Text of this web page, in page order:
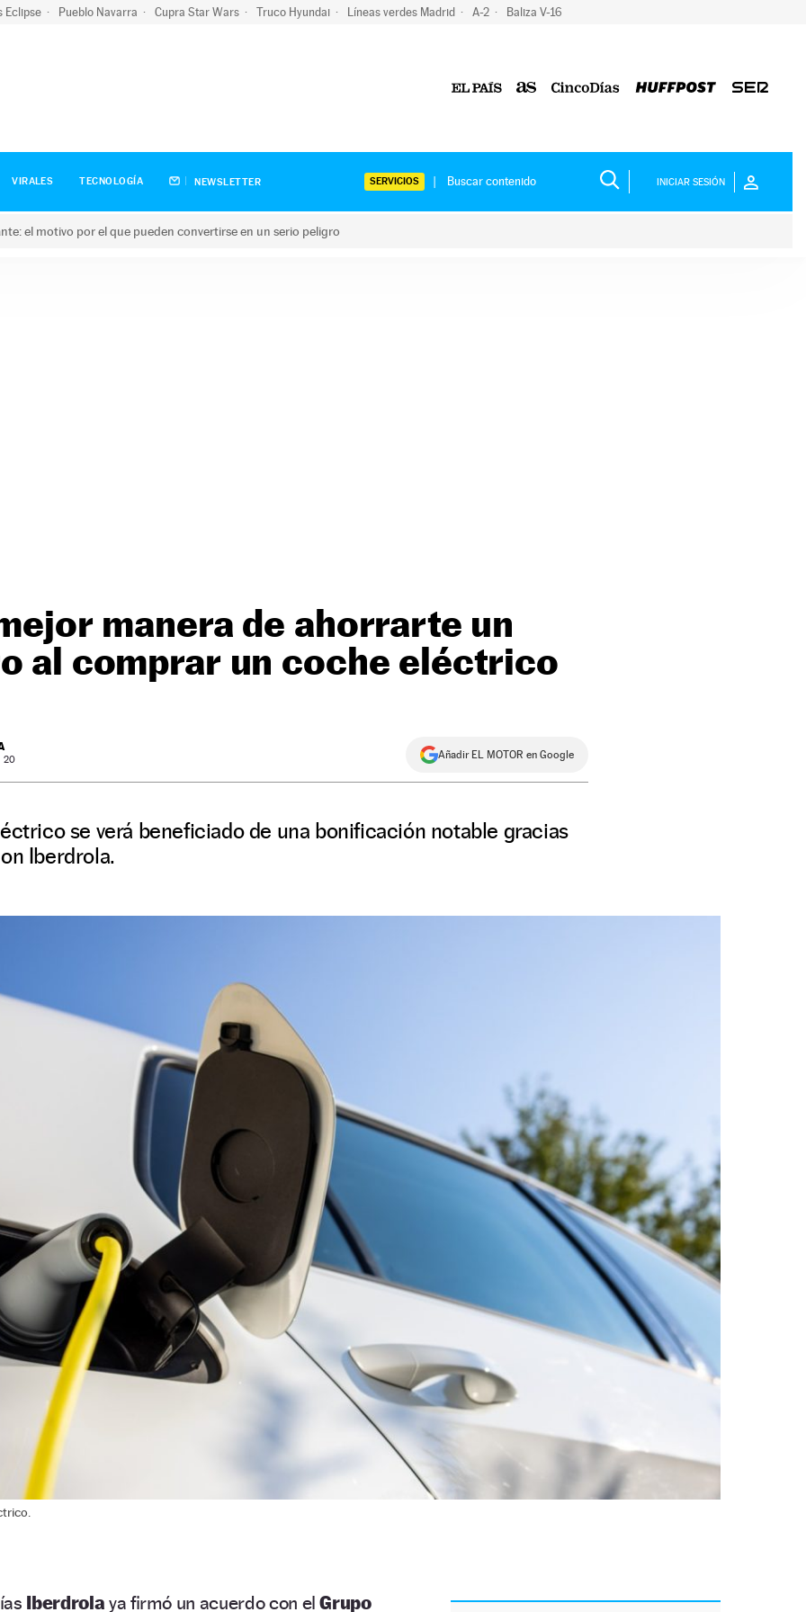
Eclipse Pueblo Navarra Cupra Star Wars Truco Hyundai Líneas verdes Madrid A-2 Baliza V-16
VIRALES TECNOLOGÍA NEWSLETTER SERVICIOS INICIAR SESIÓN
el motivo por el que pueden convertirse en un serio peligro
manera de ahorrarte un
al comprar un coche eléctrico
20 Añadir EL MOTOR en Google
se verá beneficiado de una bonificación notable gracias
Iberdrola.
Iberdrola ya firmó un acuerdo con elGrupo